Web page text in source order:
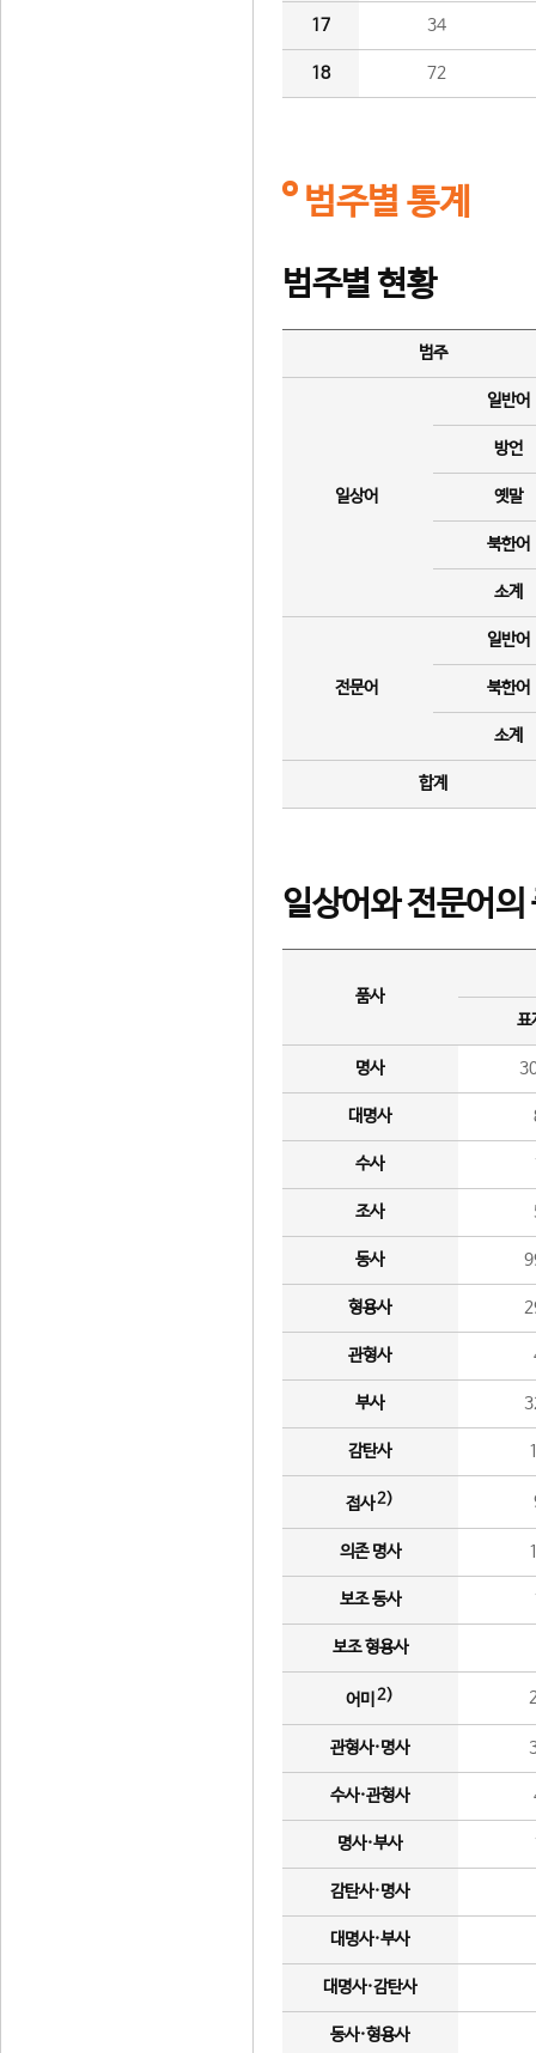
17 34
18 72
범주별 통계
범주별 현황
범주
일상어
일반어
방언
옛말
북한어
소계
전문어
일반어
북한어
소계
합계
일상어와 전문어의
품사
표
명사
대명사
수사
조사
동사
형용사
관형사
부사
감탄사
접사2)
의존 명사
보조 동사
보조 형용사
어미 2)
관형사·명사
수사·관형사
명사·부사
감탄사·명사
대명사·부사
대명사·감탄사
동사·형용사